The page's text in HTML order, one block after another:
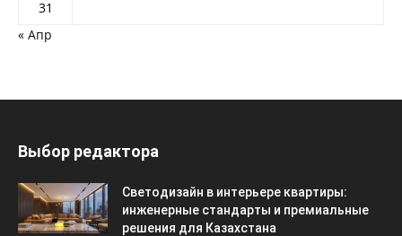
31
« Апр
Выбор редактора
Светодизайн в интерьере квартиры:
инженерные стандарты и премиальные
решения для Казахстана